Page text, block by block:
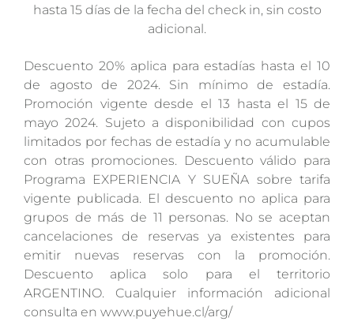
hasta 15 días de la fecha del check in, sin costo
adicional.
Descuento 20% aplica para estadías hasta el 10
de agosto de 2024. Sin mínimo de estadía.
Promoción vigente desde el 13 hasta el 15 de
mayo 2024. Sujeto a disponibilidad con cupos
limitados por fechas de estadía y no acumulable
con otras promociones. Descuento válido para
Programa EXPERIENCIA Y SUEÑA sobre tarifa
vigente publicada. El descuento no aplica para
grupos de más de 11 personas. No se aceptan
cancelaciones de reservas ya existentes para
emitir nuevas reservas con la promoción.
Descuento aplica solo para el territorio
ARGENTINO. Cualquier información adicional
consulta en www.puyehue.cl/arg/